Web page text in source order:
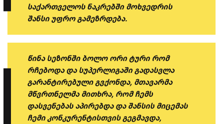
საქართველოს ნაკრებში მოხვედრის
შანსი უფრო გამეზრდება.
წინა სეზონში ბოლო ორი ტური რომ
რჩებოდა და სუპერლიგაში გადასვლა
გარანტირებული გვქონდა, მთავარმა
მწვრთნელმა მითხრა, რომ ჩემს
დასვენებას აპირებდა და შანსის მიცემას
ჩემი კონკურენტისთვის გეგმავდა,